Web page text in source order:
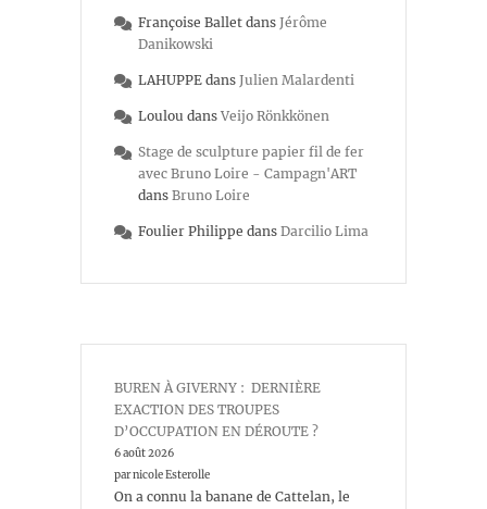
Françoise Ballet dans Jérôme
Danikowski
LAHUPPE dans Julien Malardenti
Loulou dans Veijo Rönkkönen
Stage de sculpture papier fil de fer
avec Bruno Loire - Campagn'ART
dans Bruno Loire
Foulier Philippe dans Darcilio Lima
BUREN À GIVERNY : DERNIÈRE
EXACTION DES TROUPES
D’OCCUPATION EN DÉROUTE ?
6 août 2026
par nicole Esterolle
On a connu la banane de Cattelan, le